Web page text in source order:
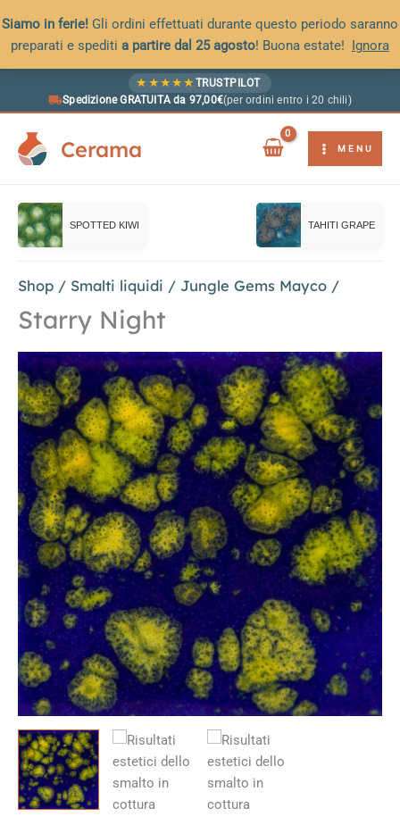
Siamo in ferie! Gli ordini effettuati durante questo periodo saranno
preparati e spediti a partire dal 25 agosto! Buona estate! Ignora
★ ★ ★ ★ ★ TRUSTPILOT
Spedizione GRATUITA da 97,00€(per ordini entro i 20 chili)
Cerama MENU
SPOTTED KIWI TAHITI GRAPE
Shop / Smalti liquidi / Jungle Gems Mayco /
Starry Night